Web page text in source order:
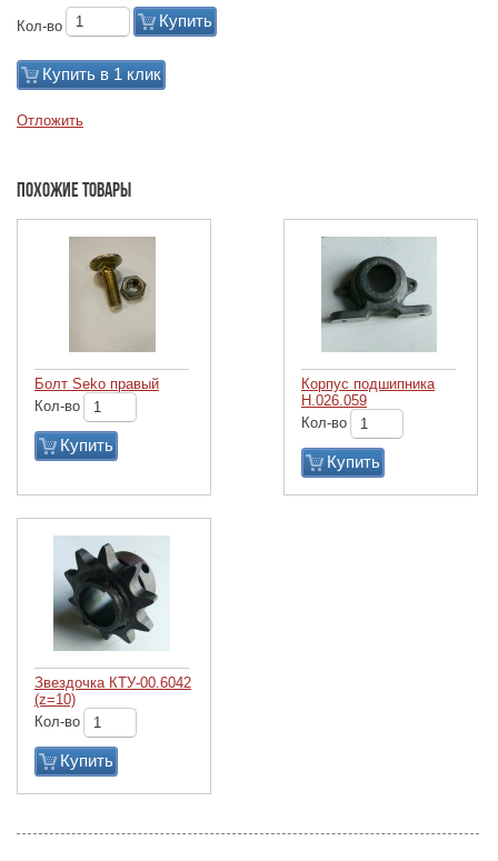
Кол-во Купить
Купить в 1 клик
Отложить
Похожие товары
Болт Seko правый
Кол-во
Купить
Корпус подшипника
Н.026.059
Кол-во
Купить
Звездочка КТУ-00.6042
(z=10)
Кол-во
Купить